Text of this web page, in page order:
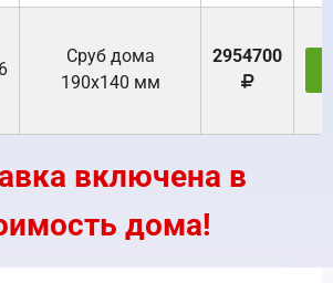
Cруб дома
190х140 мм
2954700
включена в
дома!